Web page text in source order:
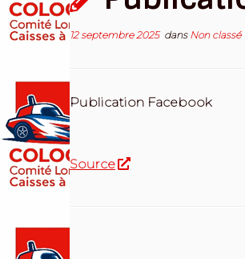
12 septembre 2025dans Non classé
Publication Facebook
Source